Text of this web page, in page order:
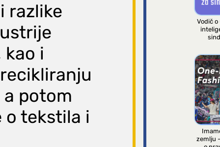
razlike
kao i
potom
o tekstila i
Vodič
zemlju